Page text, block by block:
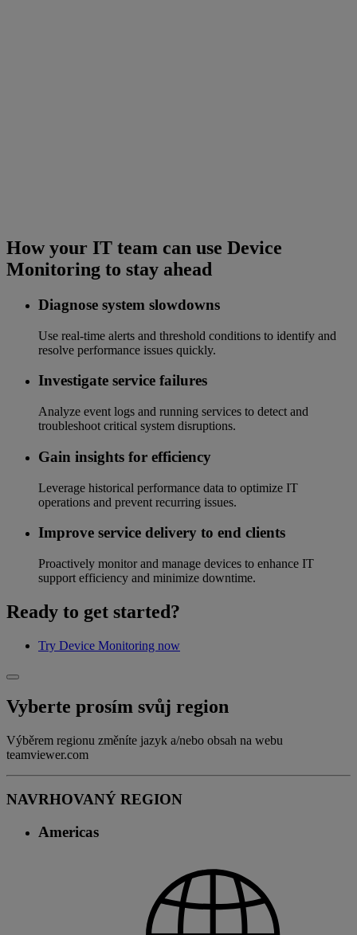
How your IT team can use Device
Monitoring to stay ahead
Diagnose system slowdowns
Use real-time alerts and threshold conditions to identify and
resolve performance issues quickly.
Investigate service failures
Analyze event logs and running services to detect and
troubleshoot critical system disruptions.
Gain insights for efficiency
Leverage historical performance data to optimize IT
operations and prevent recurring issues.
Improve service delivery to end clients
Proactively monitor and manage devices to enhance IT
support efficiency and minimize downtime.
Ready to get started?
Try Device Monitoring now
Vyberte prosím svůj region
Výběrem regionu změníte jazyk a/nebo obsah na webu
teamviewer.com
NAVRHOVANÝ REGION
Americas